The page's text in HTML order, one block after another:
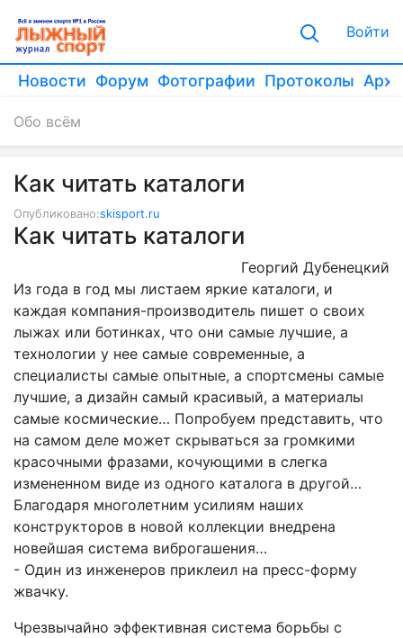
Войти
Новости Форум Фотографии Протоколы
Обо всём
Как читать каталоги
Опубликовано:skisport.ru
Как читать каталоги
Георгий Дубенецкий
Из года в год мы листаем яркие каталоги, и
каждая компания-производитель пишет о своих
лыжах или ботинках, что они самые лучшие, а
технологии у нее самые современные, а
специалисты самые опытные, а спортсмены самые
лучшие, а дизайн самый красивый, а материалы
самые космические… Попробуем представить, что
на самом деле может скрываться за громкими
красочными фразами, кочующими в слегка
измененном виде из одного каталога в другой…
Благодаря многолетним усилиям наших
конструкторов в новой коллекции внедрена
новейшая система виброгашения…
- Один из инженеров приклеил на пресс-форму
жвачку.
Чрезвычайно эффективная система борьбы с